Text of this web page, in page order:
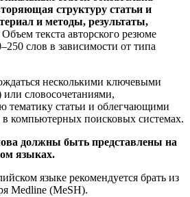
структуру статьи и
и методы, результаты,
Объем текста авторского резюме
слов в зависимости от типа
несколькими ключевыми
словосочетаниями,
статьи и облегчающими
компьютерных поисковых системах.
должны быть представлены на
языках.
языке рекомендуется брать из
Medline (MeSH).